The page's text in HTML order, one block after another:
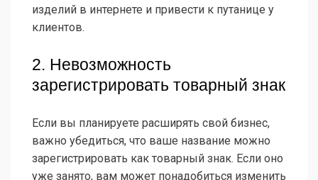
изделий в интернете и привести к путанице у
клиентов.
2. Невозможность
зарегистрировать товарный знак
Если вы планируете расширять свой бизнес,
важно убедиться, что ваше название можно
зарегистрировать как товарный знак. Если оно
уже занято, вам может понадобиться изменить